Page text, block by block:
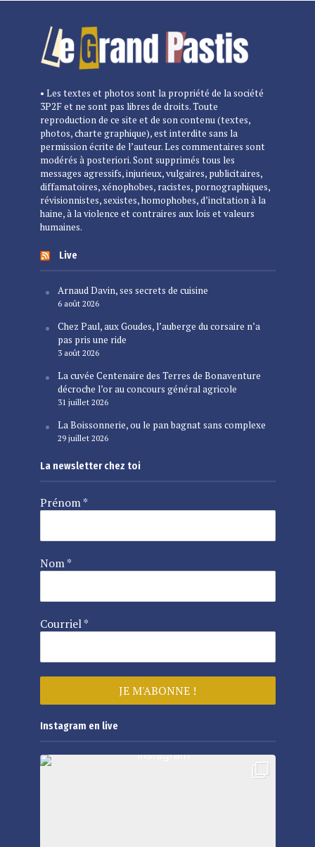
• Les textes et photos sont la propriété de la société
3P2F et ne sont pas libres de droits. Toute
reproduction de ce site et de son contenu (textes,
photos, charte graphique), est interdite sans la
permission écrite de l’auteur. Les commentaires sont
modérés à posteriori. Sont supprimés tous les
messages agressifs, injurieux, vulgaires, publicitaires,
diffamatoires, xénophobes, racistes, pornographiques,
révisionnistes, sexistes, homophobes, d’incitation à la
haine, à la violence et contraires aux lois et valeurs
humaines.
Live
Arnaud Davin, ses secrets de cuisine
6 août 2026
Chez Paul, aux Goudes, l’auberge du corsaire n’a
pas pris une ride
3 août 2026
La cuvée Centenaire des Terres de Bonaventure
décroche l’or au concours général agricole
31 juillet 2026
La Boissonnerie, ou le pan bagnat sans complexe
29 juillet 2026
La newsletter chez toi
Prénom*
Nom*
Courriel*
Instagram en live